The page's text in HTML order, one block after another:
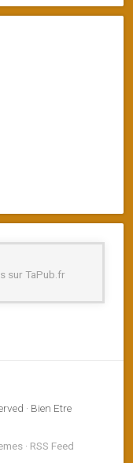
· Bien Etre
· RSS Feed